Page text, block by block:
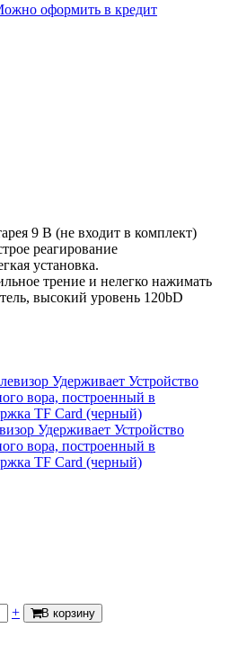
оформить в кредит
9 В (не входит в комплект)
реагирование
установка.
трение и нелегко нажимать
высокий уровень 120bD
Удерживает Устройство
вора, построенный в
TF Card (черный)
+ В корзину